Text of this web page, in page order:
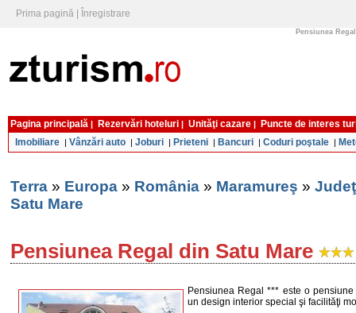
Prima pagină Înregistrare
Pensiunea
Pagina principală | Rezervări hoteluri | Unităţi cazare |
Puncte de interes
Imobiliare | Vânzări auto | Joburi | Prieteni | Bancuri | Coduri poştale |
Terra » Europa » România » Maramureş »
Satu Mare
Pensiunea Regal din Satu Mare
Pensiunea Regal *** este o
un design interior special şi facilităţi